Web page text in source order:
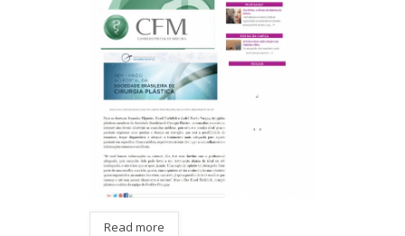
Read more